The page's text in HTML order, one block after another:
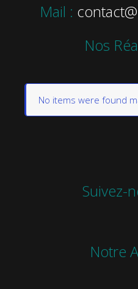
Mail :
Nos
No items were found
Suivez-
Notre